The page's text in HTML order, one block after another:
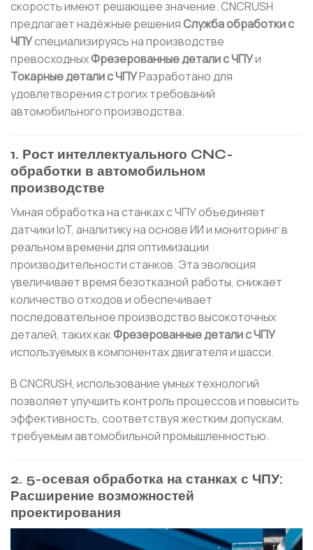
скорость имеют решающее значение. CNCRUSH
предлагает надёжные решенияСлужба обработки с
ЧПУспециализируясь на производстве
превосходныхФрезерованные детали с ЧПУи
Токарные детали с ЧПУРазработано для
удовлетворения строгих требований
автомобильного производства.
1. Рост интеллектуального CNC-
обработки в автомобильном
производстве
Умная обработка на станках с ЧПУ объединяет
датчики IoT, аналитику на основе ИИ и мониторинг в
реальном времени для оптимизации
производительности станков. Эта эволюция
увеличивает время безотказной работы, снижает
количество отходов и обеспечивает
последовательное производство высокоточных
деталей, таких какФрезерованные детали с ЧПУ
используемых в компонентах двигателя и шасси.
В CNCRUSH, использование умных технологий
позволяет улучшить контроль процессов и повысить
эффективность, соответствуя жестким допускам,
требуемым автомобильной промышленностью.
2. 5-осевая обработка на станках с ЧПУ:
Расширение возможностей
проектирования